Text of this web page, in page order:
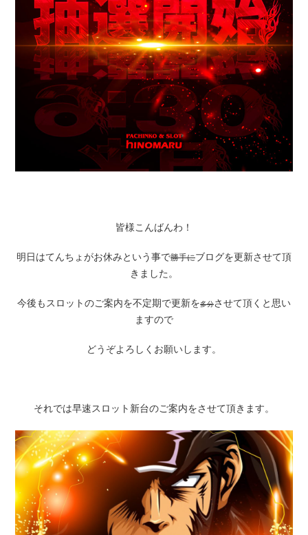
皆様こんばんわ！
明日はてんちょがお休みという事で勝手にブログを更新させて頂
きました。
今後もスロットのご案内を不定期で更新を多分させて頂くと思い
ますので
どうぞよろしくお願いします。
それでは早速スロット新台のご案内をさせて頂きます。